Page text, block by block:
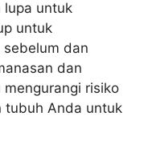
lupa untuk
untuk
dan
dan
risiko
tubuh Anda untuk